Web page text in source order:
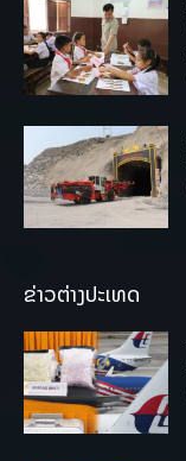
ຂ່າວຕ່າງປະເທດ